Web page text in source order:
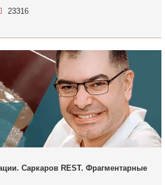
23316
Саркаров REST. Фрагментарные